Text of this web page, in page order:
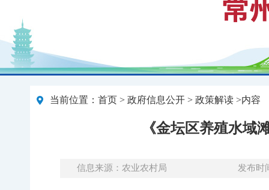
当前位置： 首页 > 政府信息公开 > 政策解读 >内容
《金坛区养殖水域
信息来源：农业农村局 发布时